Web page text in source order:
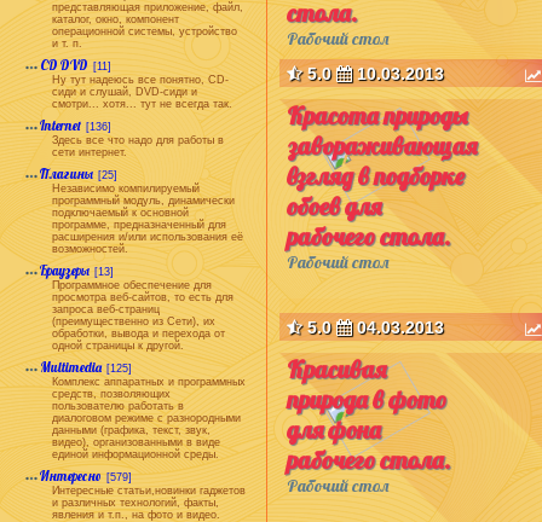
представляющая приложение, файл,
каталог, окно, компонент
операционной системы, устройство
и т. п.
CD DVD [11]
Ну тут надеюсь все понятно, CD-
сиди и слушай, DVD-сиди и
смотри... хотя... тут не всегда так.
Internet [136]
Здесь все что надо для работы в
сети интернет.
Плагины [25]
Независимо компилируемый
программный модуль, динамически
подключаемый к основной
программе, предназначенный для
расширения и/или использования её
возможностей.
Браузеры [13]
Программное обеспечение для
просмотра веб-сайтов, то есть для
запроса веб-страниц
(преимущественно из Сети), их
обработки, вывода и перехода от
одной страницы к другой.
Multimedia [125]
Комплекс аппаратных и программных
средств, позволяющих
пользователю работать в
диалоговом режиме с разнородными
данными (графика, текст, звук,
видео), организованными в виде
единой информационной среды.
Интересно [579]
Интересные статьи,новинки гаджетов
и различных технологий, факты,
явления и т.п., на фото и видео.
стола.
Рабочий стол
5.0 10.03.2013
Красота природы
завораживающая
взгляд в подборке
обоев для
рабочего стола.
Рабочий стол
5.0 04.03.2013
Красивая
природа в фото
для фона
рабочего стола.
Рабочий стол